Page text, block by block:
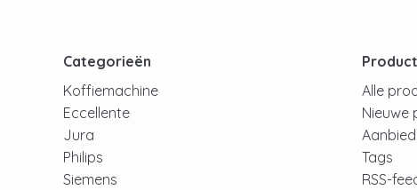
Categorieën
Koffiemachine
Eccellente
Jura
Philips
Siemens
Alle
Nieuwe
Tags
RSS-